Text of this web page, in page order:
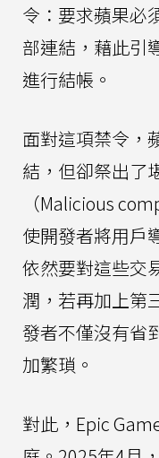
令：要求蘋果必
部連結，藉此引
進行結帳。
面對這項禁令，
結，但卻祭出了
（Malicious
使開發者將用戶
依然要對這些交
潤，若再加上第
發者不僅沒有省
加繁瑣。
對此，Epic